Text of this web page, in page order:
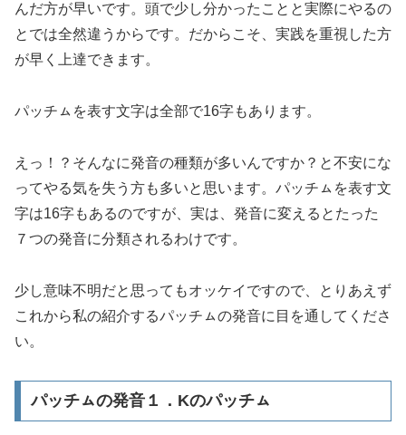
んだ方が早いです。頭で少し分かったことと実際にやるの
とでは全然違うからです。だからこそ、実践を重視した方
が早く上達できます。
パッチㇺを表す文字は全部で16字もあります。
えっ！？そんなに発音の種類が多いんですか？と不安にな
ってやる気を失う方も多いと思います。パッチㇺを表す文
字は16字もあるのですが、実は、発音に変えるとたった
７つの発音に分類されるわけです。
少し意味不明だと思ってもオッケイですので、とりあえず
これから私の紹介するパッチㇺの発音に目を通してくださ
い。
パッチㇺの発音１．Kのパッチㇺ